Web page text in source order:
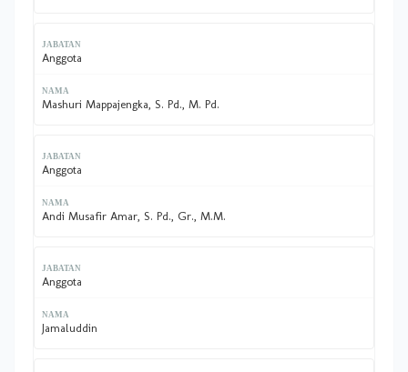
Anggota
Mashuri Mappajengka, S. Pd., M. Pd.
Anggota
Andi Musafir Amar, S. Pd., Gr., M.M.
Anggota
Jamaluddin